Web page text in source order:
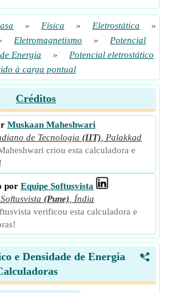
» Física » Eletrostática
»
Eletromagnetismo »
Potencial
Energia
»
Potencial eletrostático
à carga pontual
Créditos
Muskaan Maheshwari
de Tecnologia (IIT)
Palakkad
criou esta calculadora e
por Equipe Softusvista
(Pune)
Índia
verificou esta calculadora e
<
e Densidade de Energia